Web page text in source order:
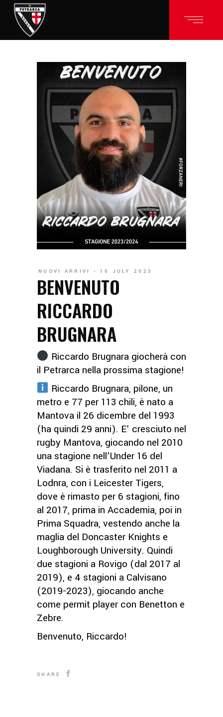
NUOVI ARRIVI 10 JULY 2023
BENVENUTO
RICCARDO
BRUGNARA
Riccardo Brugnara giocherà con
il Petrarca nella prossima stagione!
Riccardo Brugnara, pilone, un
metro e 77 per 113 chili, è nato a
Mantova il 26 dicembre del 1993
(ha quindi 29 anni). E’ cresciuto nel
rugby Mantova, giocando nel 2010
una stagione nell’Under 16 del
Viadana. Si è trasferito nel 2011 a
Lodnra, con i Leicester Tigers,
dove è rimasto per 6 stagioni, fino
al 2017, prima in Accademia, poi in
Prima Squadra, vestendo anche la
maglia del Doncaster Knights e
Loughborough University. Quindi
due stagioni a Rovigo (dal 2017 al
2019), e 4 stagioni a Calvisano
(2019-2023), giocando anche
come permit player con Benetton e
Zebre.
Benvenuto, Riccardo!
SHARE